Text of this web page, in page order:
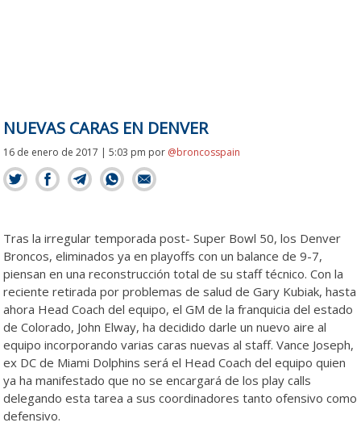
NUEVAS CARAS EN DENVER
16 de enero de 2017 | 5:03 pm por @broncosspain
Tras la irregular temporada post- Super Bowl 50, los Denver
Broncos, eliminados ya en playoffs con un balance de 9-7,
piensan en una reconstrucción total de su staff técnico. Con la
reciente retirada por problemas de salud de Gary Kubiak, hasta
ahora Head Coach del equipo, el GM de la franquicia del estado
de Colorado, John Elway, ha decidido darle un nuevo aire al
equipo incorporando varias caras nuevas al staff. Vance Joseph,
ex DC de Miami Dolphins será el Head Coach del equipo quien
ya ha manifestado que no se encargará de los play calls
delegando esta tarea a sus coordinadores tanto ofensivo como
defensivo.